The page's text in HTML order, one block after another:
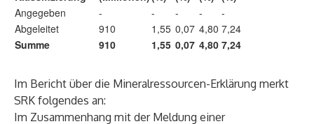
Angegeben
- - - -
-
Abgeleitet
910 1,55 0,07 4,80 7,24
Summe
910 1,55 0,07 4,80 7,24
Im Bericht über die Mineralressourcen-Erklärung merkt
SRK folgendes an:
Im Zusammenhang mit der Meldung einer